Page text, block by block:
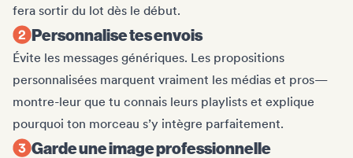
fera sortir du lot dès le début.
Personnalise tes envois
Évite les messages génériques. Les propositions
personnalisées marquent vraiment les médias et pros—
montre-leur que tu connais leurs playlists et explique
pourquoi ton morceau s’y intègre parfaitement.
Garde une image professionnelle